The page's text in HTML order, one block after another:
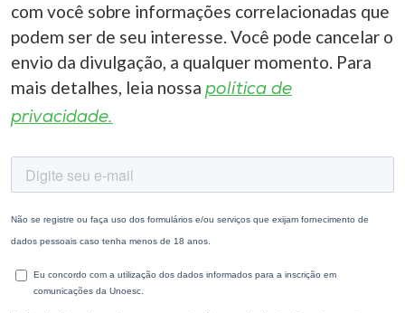
com você sobre informações correlacionadas que
podem ser de seu interesse. Você pode cancelar o
envio da divulgação, a qualquer momento. Para
mais detalhes, leia nossa política de
privacidade.